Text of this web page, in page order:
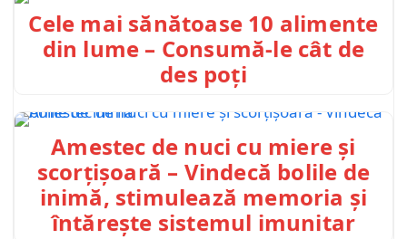
Cele mai sănătoase 10 alimente
din lume – Consumă-le cât de
des poți
Amestec de nuci cu miere și
scorțișoară – Vindecă bolile de
inimă, stimulează memoria și
întărește sistemul imunitar